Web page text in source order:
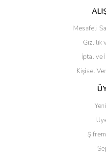
Mesafeli
Gizlilik
İptal ve
Kişisel